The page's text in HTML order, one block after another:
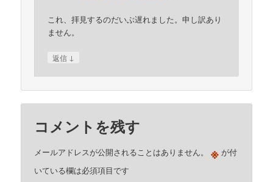
これ、拝見するのだいぶ遅れました。申し訳あり
ません。
返信 ↓
コメントを残す
メールアドレスが公開されることはありません。 ※ が付
いている欄は必須項目です